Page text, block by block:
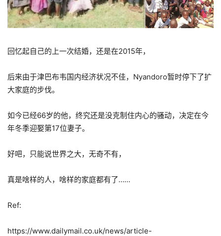
回忆起自己的上一次结婚，还是在2015年，
后来由于津巴布韦国内经济状况不佳，Nyandoro暂时停下了扩
大家庭的步伐。
如今已经66岁的他，终究还是没克制住内心的骚动，决定在今
年冬季迎娶第17位妻子。
好吧，只能说世界之大，无奇不有，
真是啥样的人，啥样的家庭都有了……
Ref:
https://www.dailymail.co.uk/news/article-